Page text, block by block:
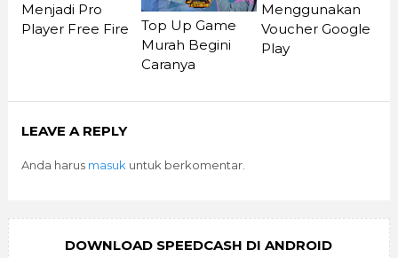
Menjadi Pro
Player Free Fire
Top Up Game
Murah Begini
Caranya
Menggunakan
Voucher Google
Play
LEAVE A REPLY
Anda harus masukuntuk berkomentar.
DOWNLOAD SPEEDCASH DI ANDROID